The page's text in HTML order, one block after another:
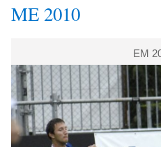
ME 2010
EM